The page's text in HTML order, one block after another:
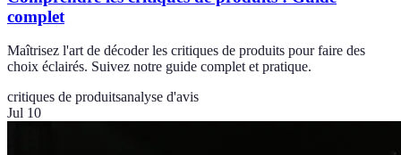
complet
Maîtrisez l'art de décoder les critiques de produits pour faire des
choix éclairés. Suivez notre guide complet et pratique.
critiques de produitsanalyse d'avis
Jul 10